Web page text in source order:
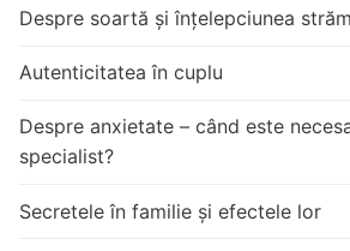
Despre soartă și înțelepciunea
Autenticitatea în cuplu
Despre anxietate – când este
specialist?
Secretele în familie și efectele lor